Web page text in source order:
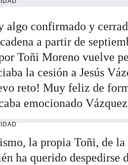
algo confirmado y
a partir de
Toñi Moreno vuelve
la cesión a Jesús
reto! Muy feliz de
emocionado
la propia Toñi, de la
ha querido despedirse